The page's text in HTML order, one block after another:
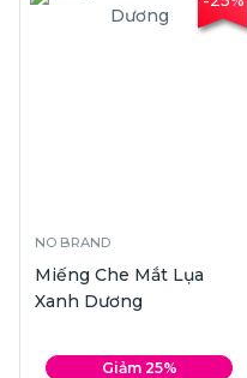
NO BRAND
Miếng Che Mắt Lụa
Xanh Dương
Giảm 25%